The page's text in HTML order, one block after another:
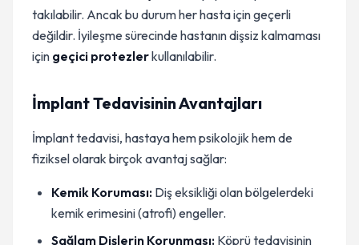
takılabilir. Ancak bu durum her hasta için geçerli
değildir. İyileşme sürecinde hastanın dişsiz kalmaması
için geçici protezlerkullanılabilir.
İmplant Tedavisinin Avantajları
İmplant tedavisi, hastaya hem psikolojik hem de
fiziksel olarak birçok avantaj sağlar:
Kemik Koruması: Diş eksikliği olan bölgelerdeki
kemik erimesini (atrofi) engeller.
Sağlam Dişlerin Korunması: Köprü tedavisinin